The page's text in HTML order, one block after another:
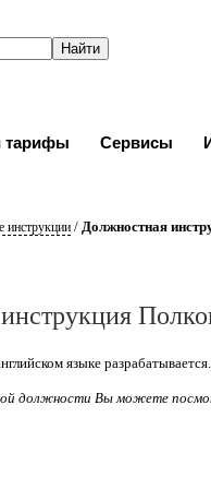
тарифы Сервисы
инструкции/ Должностная
языке
должности Вы можете